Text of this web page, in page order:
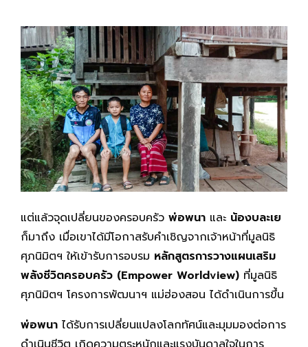
แต่แล้วจุดเปลี่ยนของครอบครัว พ่อพนา และ น้องบละเย
ก็มาถึง เมื่อเขาได้มีโอกาสรับคำเชิญจากเจ้าหน้าที่มูลนิธิ
ศุภนิมิตฯ ให้เข้ารับการอบรม หลักสูตรการวางแผนเสริม
พลังชีวิตครอบครัว (Empower Worldview) ที่มูลนิธิ
ศุภนิมิตฯ โครงการพัฒนาฯ แม่ฮ่องสอน ได้ดำเนินการขึ้น
พ่อพนา ได้รับการเปลี่ยนแปลงโลกทัศน์และมุมมองต่อการ